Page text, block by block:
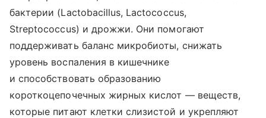
бактерии (Lactobacillus, Lactococcus,
Streptococcus) и дрожжи. Они помогают
поддерживать баланс микробиоты, снижать
уровень воспаления в кишечнике
и способствовать образованию
короткоцепочечных жирных кислот — веществ,
которые питают клетки слизистой и укрепляют